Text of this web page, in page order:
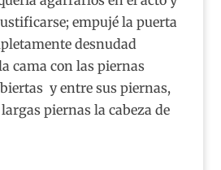
empujé la puerta
desnudad
cama con las piernas
y entre sus piernas,
piernas la cabeza de